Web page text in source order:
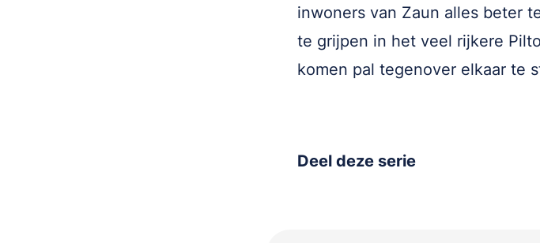
inwoners van Zaun alles beter
te grijpen in het veel rijkere
komen pal tegenover elkaar te
Deel deze serie